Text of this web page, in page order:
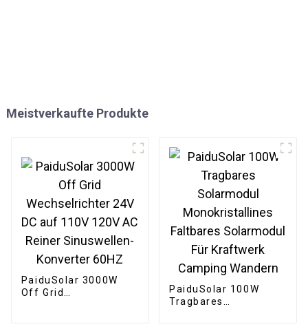
Meistverkaufte Produkte
PaiduSolar 3000W
Off Grid
PaiduSolar 100W
Tragbares